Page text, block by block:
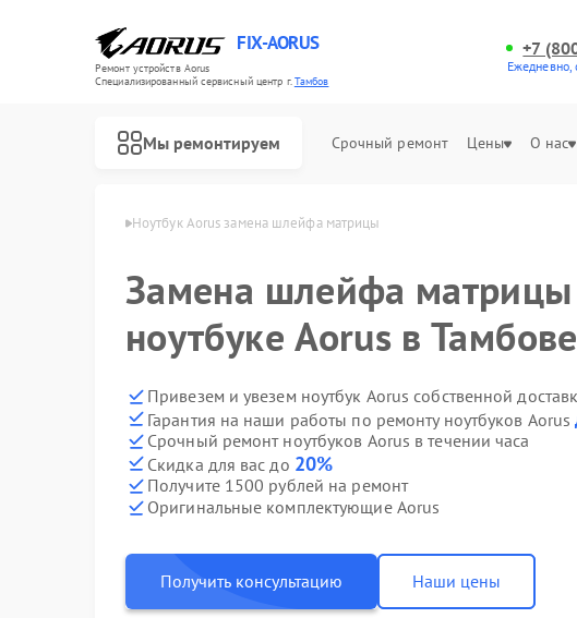
FIX-AORUS
Ремонт устройств Aorus
Специализированный cервисный центр г.Тамбов
+7
Мы ремонтируем Срочный ремонт Цены О нас
Ноутбук Aorus замена шлейфа матрицы
Замена шлейфа
ноутбуке Aorus в Тамбове
Привезем и увезем ноутбук Aorus собственной
Гарантия на наши работы по ремонту ноутбуков Aorus
Срочный ремонт ноутбуков Aorus в течении часа
Скидка для вас до 20%
Получите 1500 рублей на ремонт
Оригинальные комплектующие Aorus
Получить консультацию Наши цены